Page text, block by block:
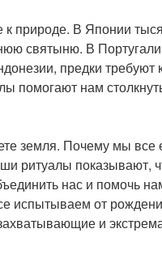
к природе. В Японии
святыню. В
предки требуют
помогают нам
земля. Почему мы
ритуалы показывают,
нас и помочь
испытываем от
и